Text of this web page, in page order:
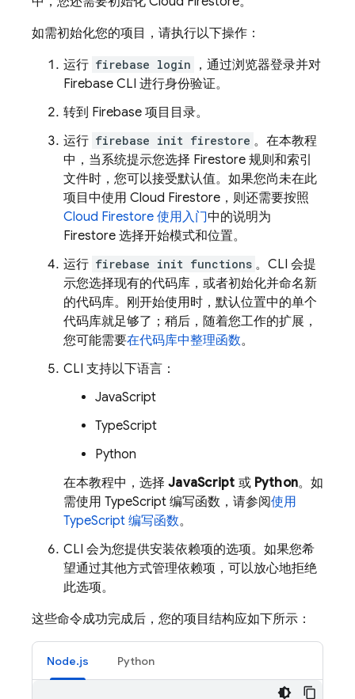
如需初始化您的项目，请执行以下操作：
运行 firebase login
，通过浏览器登录并对
Firebase CLI 进行身份验证。
转到 Firebase 项目目录。
运行 firebase init firestore 。在本教程
中，当系统提示您选择 Firestore 规则和索引
文件时，您可以接受默认值。如果您尚未在此
项目中使用 Cloud Firestore ，则还需要按照
Cloud Firestore 使用入门中的说明为
Firestore 选择开始模式和位置。
运行 firebase init functions 。CLI 会提
示您选择现有的代码库，或者初始化并命名新
的代码库。刚开始使用时，默认位置中的单个
代码库就足够了；稍后，随着您工作的扩展，
您可能需要在代码库中整理函数。
CLI 支持以下语言：
JavaScript
TypeScript
Python
在本教程中，选择 JavaScript 或 Python。如
需使用 TypeScript 编写函数，请参阅使用
TypeScript 编写函数。
CLI 会为您提供安装依赖项的选项。如果您希
望通过其他方式管理依赖项，可以放心地拒绝
此选项。
这些命令成功完成后，您的项目结构应如下所示：
Node.js Python